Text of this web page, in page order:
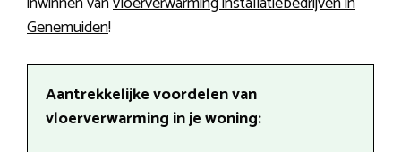
Genemuiden!
Aantrekkelijke voordelen van
vloerverwarming in je woning: